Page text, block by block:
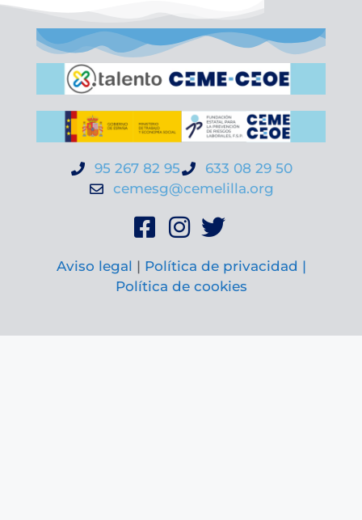
95 267 82 95
633 08 29 50
cemesg@cemelilla.org
Aviso legal | Política de privacidad |
Política de cookies